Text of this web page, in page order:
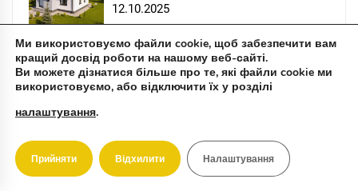
12.10.2025
Грант «ГрінДІМ» 2025: як отримати
Ми використовуємо файли cookie, щоб забезпечити вам
кращий досвід роботи на нашому веб-сайті.
Ви можете дізнатися більше про те, які файли cookie ми
використовуємо, або відключити їх у розділі
налаштування.
Прийняти Відхилити Налаштування